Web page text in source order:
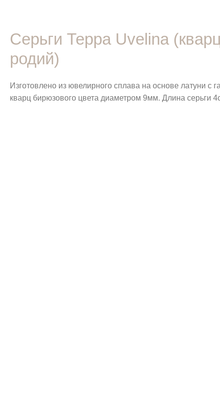
Серьги Терра Uvelina
родий)
Изготовлено из ювелирного сплава на основе латуни
кварц бирюзового цвета диаметром 9мм. Длина серьги